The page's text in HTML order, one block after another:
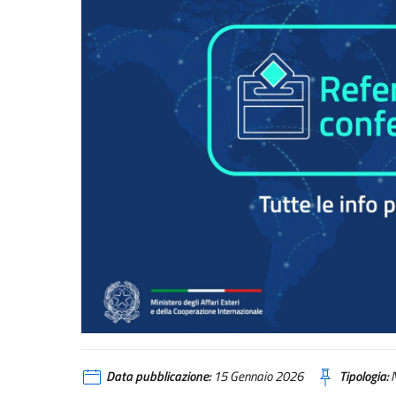
Data pubblicazione:15 Gennaio 2026 Tipologia: